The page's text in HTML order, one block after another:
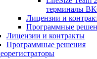
терминалы
Лицензии и
Программные
Лицензии и контракты
Программные решения